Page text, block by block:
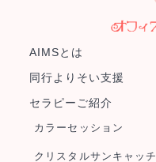
AIMSとは
同行よりそい支援
セラピーご紹介
カラーセッション
クリスタルサンキャッチ